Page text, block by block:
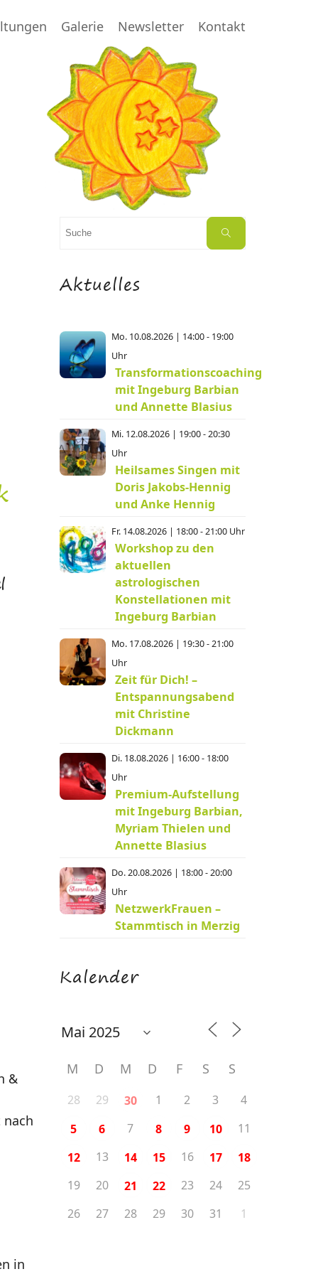
Galerie Newsletter Kontakt
&
in
Suchen
Suche
Aktuelles
Mo. 10.08.2026 | 14:00 - 19:00
Uhr
Transformationscoaching
mit Ingeburg Barbian
und Annette Blasius
Mi. 12.08.2026 | 19:00 - 20:30
Uhr
Heilsames Singen mit
Doris Jakobs-Hennig
und Anke Hennig
Fr. 14.08.2026 | 18:00 - 21:00 Uhr
Workshop zu den
aktuellen
astrologischen
Konstellationen mit
Ingeburg Barbian
Mo. 17.08.2026 | 19:30 - 21:00
Uhr
Zeit für Dich! –
Entspannungsabend
mit Christine
Dickmann
Di. 18.08.2026 | 16:00 - 18:00
Uhr
Premium-Aufstellung
mit Ingeburg Barbian,
Myriam Thielen und
Annette Blasius
Do. 20.08.2026 | 18:00 - 20:00
Uhr
NetzwerkFrauen –
Stammtisch in Merzig
Kalender
M D M D F S S
28 29 30 1 2 3
4
5
6 7 8 9 10
11
12
13 14 15 16 17
18
19
20 21 22 23 24
25
26
27 28 29 30 31 1